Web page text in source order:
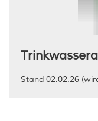
Stand 02.02.26